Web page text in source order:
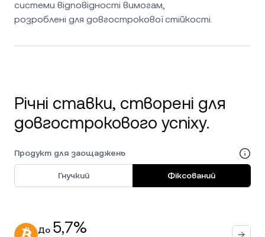
системи відповідності вимогам,
розроблені для довгострокової стійкості.
Річні ставки, створені для
довгострокового успіху.
Продукт для заощаджень
Гнучкий Фіксований
До 5,7%